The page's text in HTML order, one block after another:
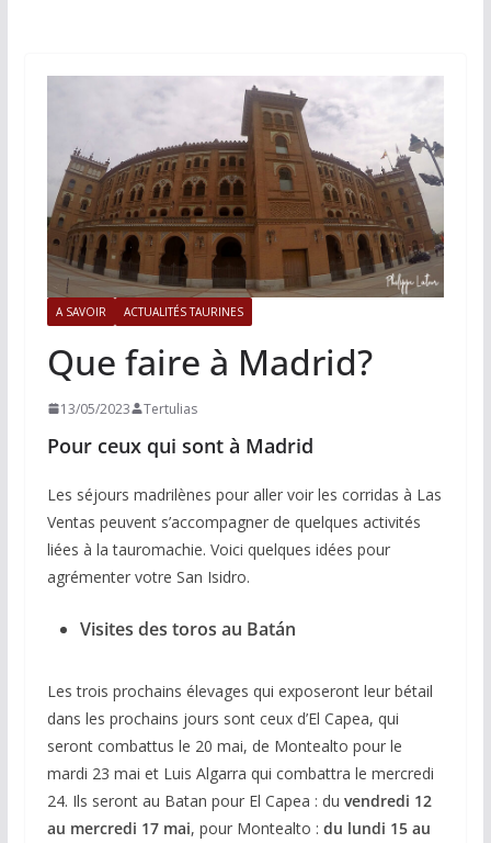
A SAVOIR ACTUALITÉS TAURINES
Que faire à Madrid?
13/05/2023 Tertulias
Pour ceux qui sont à Madrid
Les séjours madrilènes pour aller voir les corridas à Las
Ventas peuvent s’accompagner de quelques activités
liées à la tauromachie. Voici quelques idées pour
agrémenter votre San Isidro.
Visites des toros au Batán
Les trois prochains élevages qui exposeront leur bétail
dans les prochains jours sont ceux d’El Capea, qui
seront combattus le 20 mai, de Montealto pour le
mardi 23 mai et Luis Algarra qui combattra le mercredi
24. Ils seront au Batan pour El Capea : du vendredi 12
au mercredi 17 mai, pour Montealto : du lundi 15 au